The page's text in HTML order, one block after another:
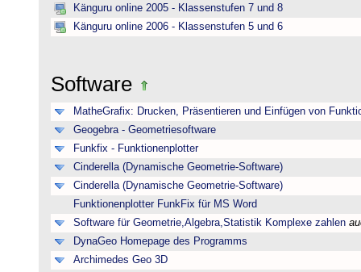
Känguru online 2005 - Klassenstufen 7 und 8
Känguru online 2006 - Klassenstufen 5 und 6
Software
MatheGrafix: Drucken, Präsentieren und Einfügen von
Geogebra - Geometriesoftware
Funkfix - Funktionenplotter
Cinderella (Dynamische Geometrie-Software)
Cinderella (Dynamische Geometrie-Software)
Funktionenplotter FunkFix für MS Word
Software für Geometrie,Algebra,Statistik Komplexe zahlen
DynaGeo Homepage des Programms
Archimedes Geo 3D